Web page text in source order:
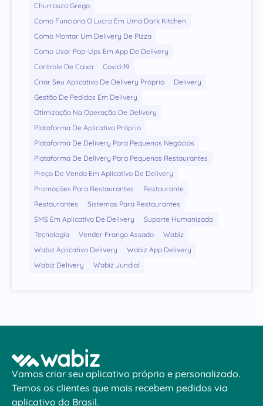
Churrasco Grego
Como Funciona O Lucro Em Uma Dark Kitchen
Como Montar Um Delivery De Pizza
Como Usar Pop-Ups Em App De Delivery
Controle De Caixa
Covid-19
Criar Seu Aplicativo De Delivery Próprio
Delivery
Gestão De Pedidos Em Delivery
Otimização Na Operação De Delivery
Plataforma De Aplicativo Próprio
Plataforma De Delivery Para Pequenos Negócios
Plataforma De Delivery Para Pequenos Restaurantes
Preço De Venda Em Aplicativo De Delivery
Promoções Para Restaurantes
Restaurante
Restaurantes
Sistemas Para Restaurantes
SMS Em Aplicativo De Delivery
Suporte Humanizado
Tecnologia
Vender Frango Assado
Wabiz
Wabiz Aplicativo Delivery
Wabiz App Delivery
Wabiz Delivery
Wabiz Jundiaí
Vamos criar seu aplicativo próprio e personalizado.
Temos os clientes que mais recebem pedidos via
aplicativo do Brasil.